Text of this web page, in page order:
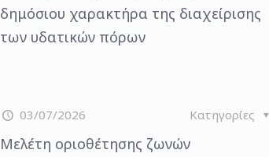
δημόσιου χαρακτήρα της διαχείρισης
των υδατικών πόρων
03/07/2026 Κατηγορίες
Μελέτη οριοθέτησης ζωνών